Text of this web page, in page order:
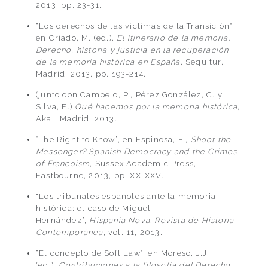
2013, pp. 23-31.
“Los derechos de las víctimas de la Transición”,
en Criado, M. (ed.), El itinerario de la memoria.
Derecho, historia y justicia en la recuperación
de la memoria histórica en España , Sequitur,
Madrid, 2013, pp. 193-214.
(junto con Campelo, P., Pérez González, C. y
Silva, E.) Qué hacemos por la memoria histórica,
Akal, Madrid, 2013.
“The Right to Know”, en Espinosa, F., Shoot the
Messenger? Spanish Democracy and the Crimes
of Francoism, Sussex Academic Press,
Eastbourne, 2013, pp. XX-XXV.
"Los tribunales españoles ante la memoria
histórica: el caso de Miguel
Hernández”, Hispania Nova. Revista de Historia
Contemporánea , vol. 11, 2013.
“El concepto de Soft Law”, en Moreso, J.J.